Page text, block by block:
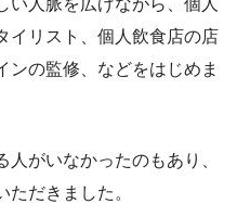
イリスト、個人飲食店の店
ンの監修、などをはじめま
がいなかったのもあり、
だきました。